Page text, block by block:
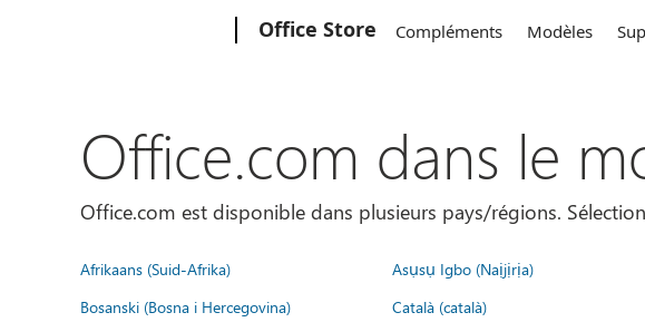
Office Store Compléments Modèles
Office.com dans le
Office.com est disponible dans plusieurs pays/régions.
Afrikaans (Suid-Afrika) Asụsụ Igbo (Naịjịrịa)
Bosanski (Bosna i Hercegovina)
Català (català)